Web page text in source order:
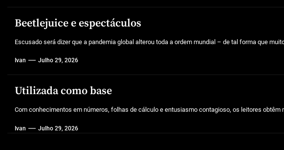
Beetlejuice e espectáculos
Escusado será dizer que a pandemia global alterou toda a ordem mundial – de tal forma que
Ivan Julho 29, 2026
Utilizada como base
Com conhecimentos em números, folhas de cálculo e entusiasmo contagioso, os leitores
Ivan Julho 29, 2026